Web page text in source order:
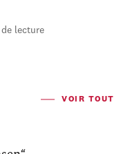
lecture
VOIR TOUT